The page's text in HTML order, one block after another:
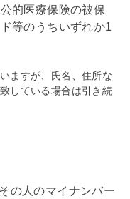
的医療保険の被保
等のうちいずれか1
ますが、氏名、住所な
している場合は引き続
の人のマイナンバー